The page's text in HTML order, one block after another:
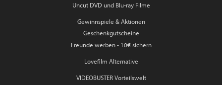
Uncut DVD und Blu-ray Filme
Gewinnspiele & Aktionen
Geschenkgutscheine
Freunde werben - 10€ sichern
Lovefilm Alternative
VIDEOBUSTER Vorteilswelt